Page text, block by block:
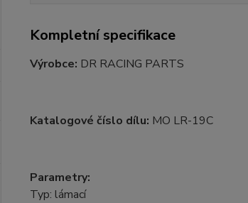
Kompletní specifikace
Výrobce: DR RACING PARTS
Katalogové číslo dílu: MO LR-19C
Parametry:
Typ: lámací